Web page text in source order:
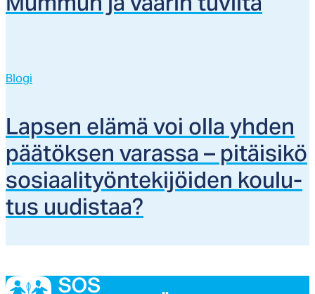
Blogi
Lap­sen elä­mä voi ol­la yh­den
pää­tök­sen va­ras­sa – pi­täi­si­kö
so­siaa­li­työn­te­ki­jöi­den kou­lu­
tus uu­dis­taa?